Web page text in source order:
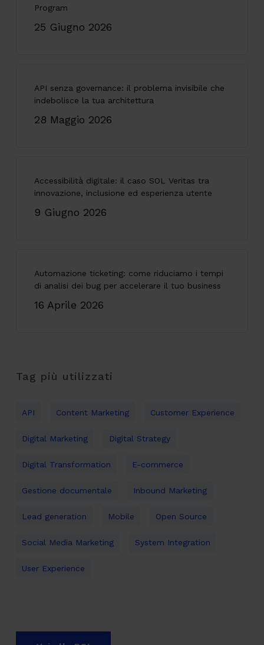
Program
25 Giugno 2026
API senza governance: il problema invisibile che
indebolisce la tua architettura
28 Maggio 2026
Accessibilità digitale: il caso SOL Veritas tra
innovazione, inclusione ed esperienza utente
9 Giugno 2026
Automazione ticketing: come riduciamo i tempi
di analisi dei bug per accelerare il tuo business
16 Aprile 2026
Tag più utilizzati
API Content Marketing Customer Experience
Digital Marketing Digital Strategy
Digital Transformation E-commerce
Gestione documentale Inbound Marketing
Lead generation Mobile Open Source
Social Media Marketing System Integration
User Experience